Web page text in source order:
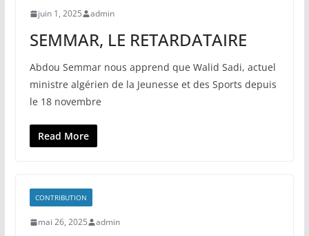
juin 1, 2025 admin
SEMMAR, LE RETARDATAIRE
Abdou Semmar nous apprend que Walid Sadi, actuel
ministre algérien de la Jeunesse et des Sports depuis
le 18 novembre
Read More
CONTRIBUTION
mai 26, 2025 admin